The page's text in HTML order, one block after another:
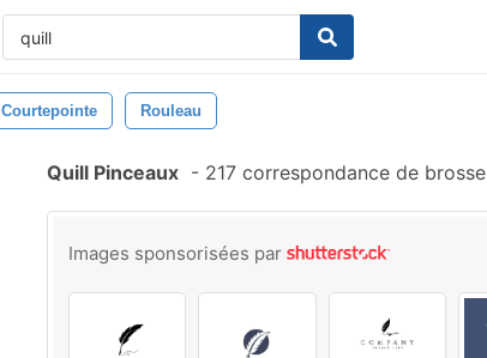
Courtepointe Rouleau
Quill Pinceaux - 217 correspondance de brosse
Images sponsorisées par